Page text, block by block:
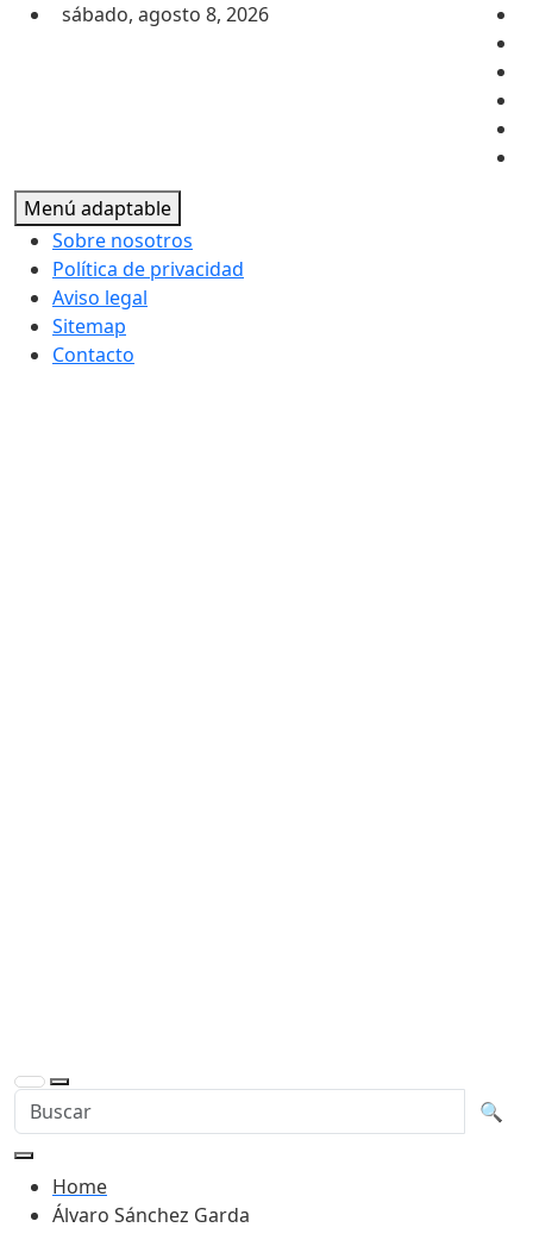
Saltar al contenido
sábado, agosto 8, 2026
Menú adaptable
Sobre nosotros
Política de privacidad
Aviso legal
Sitemap
Contacto
Buscar en la web 🔍
Home
Álvaro Sánchez Garda